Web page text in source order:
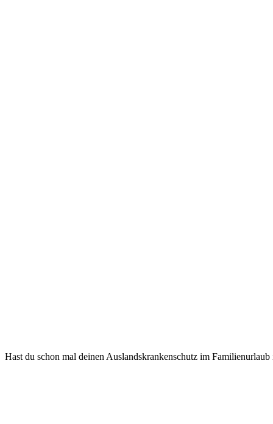
Hast du schon mal deinen Auslandskrankenschutz im